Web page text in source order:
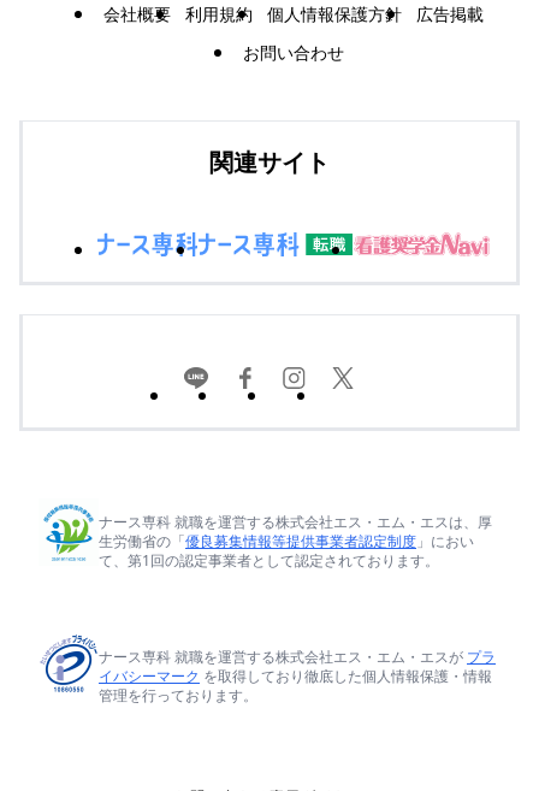
会社概要 利用規約 個人情報保護方針
広告掲載
お問い合わせ
関連サイト
ナース専科 就職を運営する株式会社エス・エム・エスは、厚
生労働省の「優良募集情報等提供事業者認定制度 」におい
て、第1回の認定事業者として認定されております。
ナース専科 就職を運営する株式会社エス・エム・エスが プラ
イバシーマーク を取得しており徹底した個人情報保護・情報
管理を行っております。